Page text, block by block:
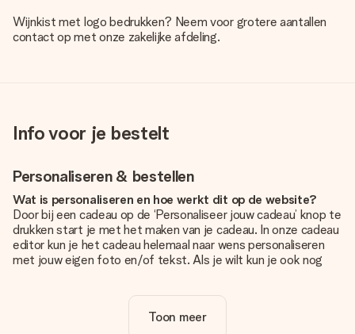
Wijnkist met logo bedrukken? Neem voor grotere aantallen
contact op met onze zakelijke afdeling.
Info voor je bestelt
Personaliseren & bestellen
Wat is personaliseren en hoe werkt dit op de website?
Door bij een cadeau op de ‘Personaliseer jouw cadeau’ knop te
drukken start je met het maken van je cadeau. In onze cadeau
editor kun je het cadeau helemaal naar wens personaliseren
met jouw eigen foto en/of tekst. Als je wilt kun je ook nog
Is personalisatie in de prijs inbegrepen?
Toon meer